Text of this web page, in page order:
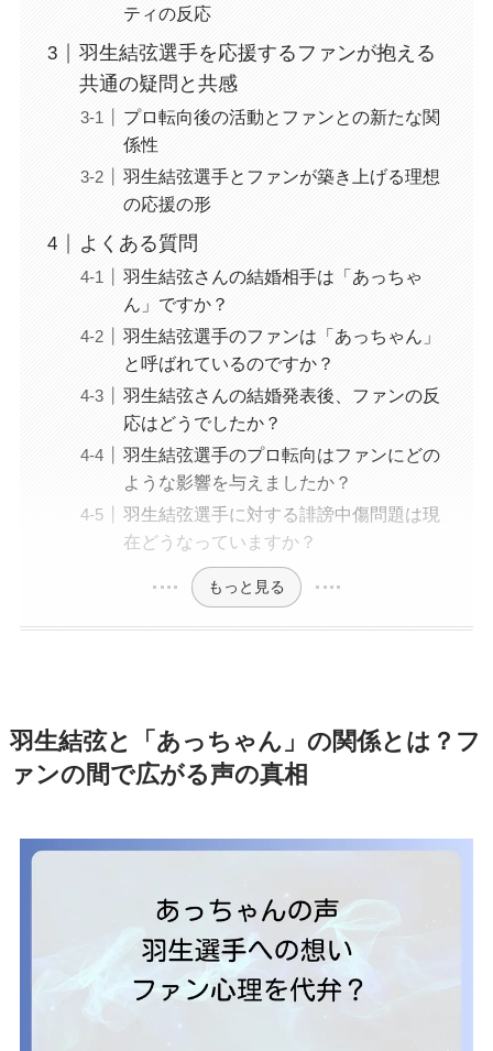
ティの反応
羽生結弦選手を応援するファンが抱える
共通の疑問と共感
プロ転向後の活動とファンとの新たな関
係性
羽生結弦選手とファンが築き上げる理想
の応援の形
よくある質問
羽生結弦さんの結婚相手は「あっちゃ
ん」ですか？
羽生結弦選手のファンは「あっちゃん」
と呼ばれているのですか？
羽生結弦さんの結婚発表後、ファンの反
応はどうでしたか？
羽生結弦選手のプロ転向はファンにどの
ような影響を与えましたか？
羽生結弦選手に対する誹謗中傷問題は現
在どうなっていますか？
もっと見る
羽生結弦と「あっちゃん」の関係とは？フ
ァンの間で広がる声の真相